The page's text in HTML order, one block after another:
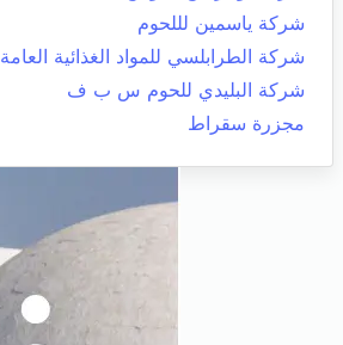
شركة ياسمين لللحوم
شركة الطرابلسي للمواد الغذائية العامة
شركة البليدي للحوم س ب ف
مجزرة سقراط